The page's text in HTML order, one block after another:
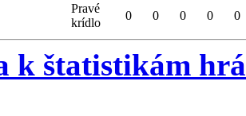
Pravé
krídlo
0 0 0 0 0
k štatistikám